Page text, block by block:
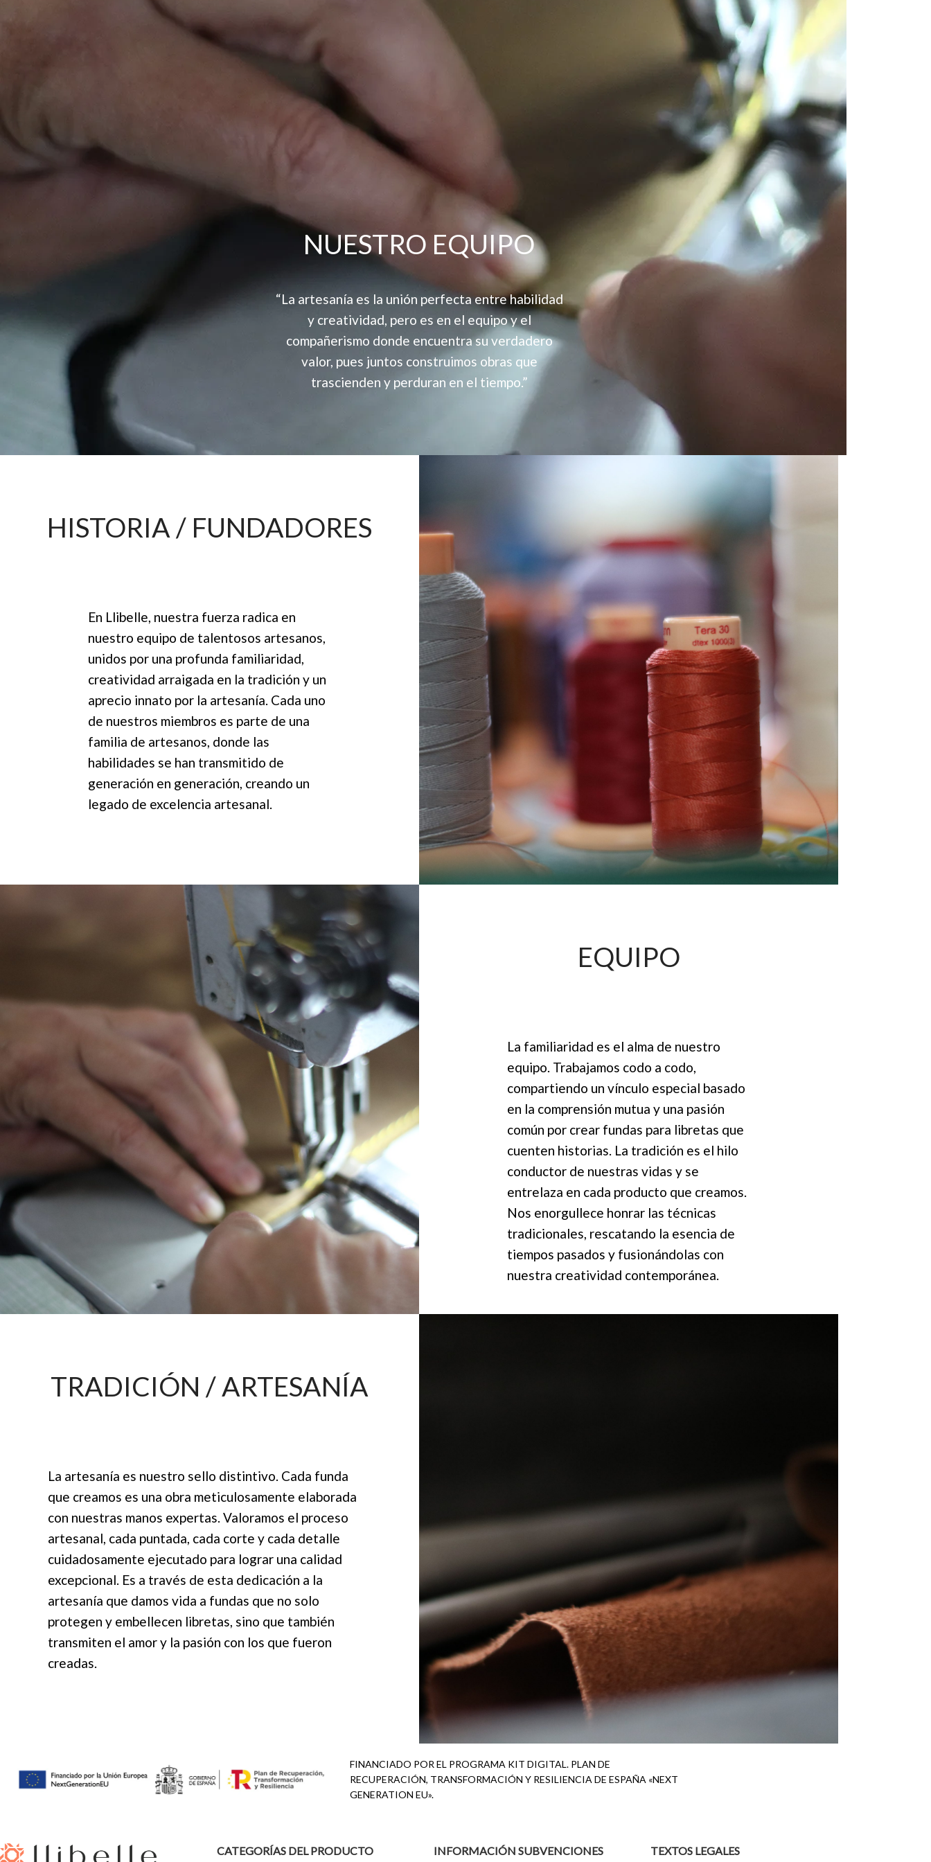
NUESTRO EQUIPO
“La artesanía es la unión perfecta entre habilidad
y creatividad, pero es en el equipo y el
compañerismo donde encuentra su verdadero
valor, pues juntos construimos obras que
trascienden y perduran en el tiempo.”
HISTORIA / FUNDADORES
En Llibelle, nuestra fuerza radica en
nuestro equipo de talentosos artesanos,
unidos por una profunda familiaridad,
creatividad arraigada en la tradición y un
aprecio innato por la artesanía. Cada uno
de nuestros miembros es parte de una
familia de artesanos, donde las
habilidades se han transmitido de
generación en generación, creando un
legado de excelencia artesanal.
EQUIPO
La familiaridad es el alma de nuestro
equipo. Trabajamos codo a codo,
compartiendo un vínculo especial basado
en la comprensión mutua y una pasión
común por crear fundas para libretas que
cuenten historias. La tradición es el hilo
conductor de nuestras vidas y se
entrelaza en cada producto que creamos.
Nos enorgullece honrar las técnicas
tradicionales, rescatando la esencia de
tiempos pasados y fusionándolas con
nuestra creatividad contemporánea.
TRADICIÓN / ARTESANÍA
La artesanía es nuestro sello distintivo. Cada funda
que creamos es una obra meticulosamente elaborada
con nuestras manos expertas. Valoramos el proceso
artesanal, cada puntada, cada corte y cada detalle
cuidadosamente ejecutado para lograr una calidad
excepcional. Es a través de esta dedicación a la
artesanía que damos vida a fundas que no solo
protegen y embellecen libretas, sino que también
transmiten el amor y la pasión con los que fueron
creadas.
FINANCIADO POR EL PROGRAMA KIT DIGITAL. PLAN DE
RECUPERACIÓN, TRANSFORMACIÓN Y RESILIENCIA DE ESPAÑA «NEXT
GENERATION EU».
CATEGORÍAS DEL PRODUCTO INFORMACIÓN SUBVENCIONES TEXTOS LEGALES